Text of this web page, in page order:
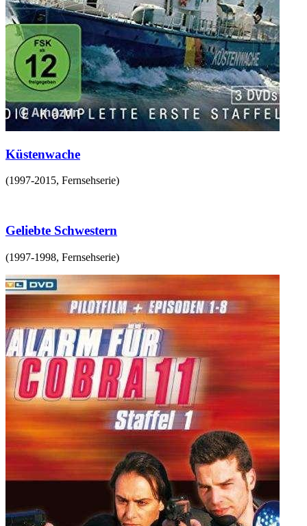
Küstenwache
(1997-2015, Fernsehserie)
Geliebte Schwestern
(1997-1998, Fernsehserie)